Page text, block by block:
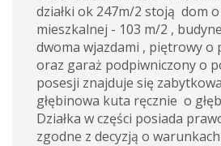
działki ok 247m/2 stoją dom
mieszkalnej - 103 m/2 ,
dwoma wjazdami , piętrowy o
oraz garaż podpiwniczony o
posesji znajduje się
głębinowa kuta ręcznie o
Działka w części posiada
zgodne z decyzją o